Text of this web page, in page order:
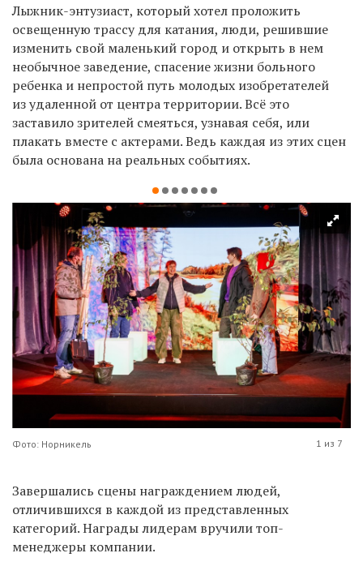
Лыжник-энтузиаст, который хотел проложить
освещенную трассу для катания, люди, решившие
изменить свой маленький город и открыть в нем
необычное заведение, спасение жизни больного
ребенка и непростой путь молодых изобретателей
из удаленной от центра территории. Всё это
заставило зрителей смеяться, узнавая себя, или
плакать вместе с актерами. Ведь каждая из этих сцен
была основана на реальных событиях.
Фото: Норникель 1 из 7
Завершались сцены награждением людей,
отличившихся в каждой из представленных
категорий.Награды лидерам вручили топ-
менеджеры компании.